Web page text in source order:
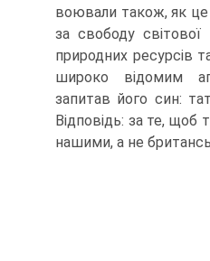
воювали також, як
за свободу світової
природних ресурсів
широко відомим
запитав його син:
Відповідь: за те, щоб
нашими, а не